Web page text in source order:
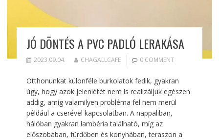
JÓ DÖNTÉS A PVC PADLÓ LERAKÁSA
2023.09.04. CHAGALLCAFE 0 COMMENT
Otthonunkat különféle burkolatok fedik, gyakran
úgy, hogy azok jelenlétét nem is realizáljuk egészen
addig, amíg valamilyen probléma fel nem merül
például a cserével kapcsolatban. A nappaliban,
hálóban gyakran lambéria található, míg az
előszobában, fürdőben és konyhában, teraszon a